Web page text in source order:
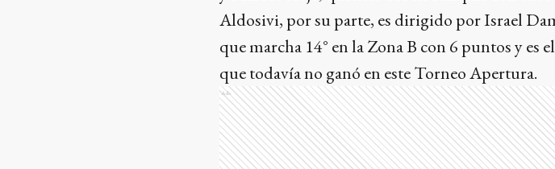
Aldosivi, por su parte, es dirigido por Israel
que marcha 14° en la Zona B con 6 puntos y
que todavía no ganó en este Torneo Apertura.
Ads